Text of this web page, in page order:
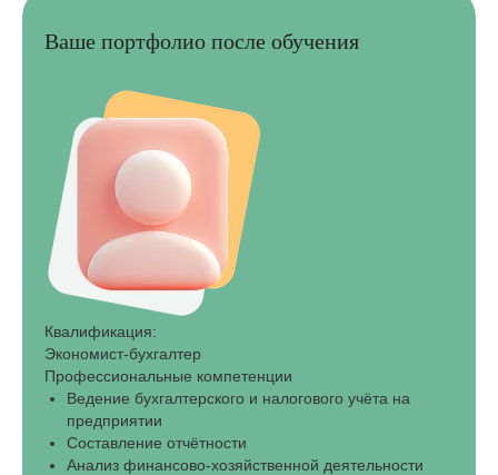
Ваше портфолио после обучения
Квалификация:
Экономист-бухгалтер
Профессиональные компетенции
Ведение бухгалтерского и налогового учёта на
предприятии
Составление отчётности
Анализ финансово-хозяйственной деятельности